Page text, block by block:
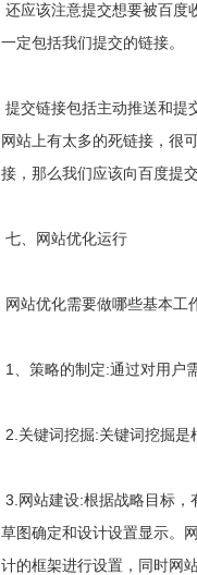
还应该注意提交想要被百度
一定包括我们提交的链接。
提交链接包括主动推送和提
网站上有太多的死链接，很
接，那么我们应该向百度提
七、网站优化运行
网站优化需要做哪些基本工
1、策略的制定:通过对用户
2.关键词挖掘:关键词挖掘是
3.网站建设:根据战略目标，
草图确定和设计设置显示。
计的框架进行设置，同时网